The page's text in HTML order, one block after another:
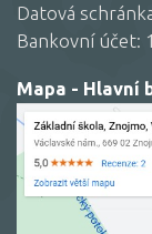
Datová
Bankovní účet:
Mapa - Hlavní